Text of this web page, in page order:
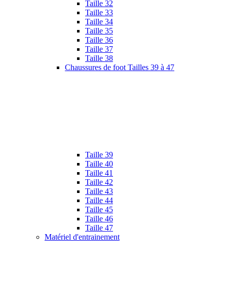
Taille 32
Taille 33
Taille 34
Taille 35
Taille 36
Taille 37
Taille 38
Chaussures de foot Tailles 39 à 47
Taille 39
Taille 40
Taille 41
Taille 42
Taille 43
Taille 44
Taille 45
Taille 46
Taille 47
Matériel d'entrainement